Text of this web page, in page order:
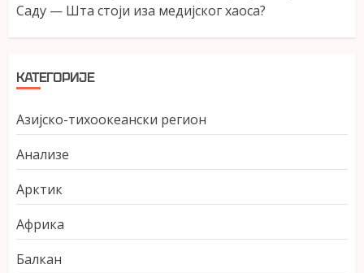
Саду — Шта стоји иза медијског хаоса?
КАТЕГОРИЈЕ
Азијско-тихоокеански регион
Анализе
Арктик
Африка
Балкан